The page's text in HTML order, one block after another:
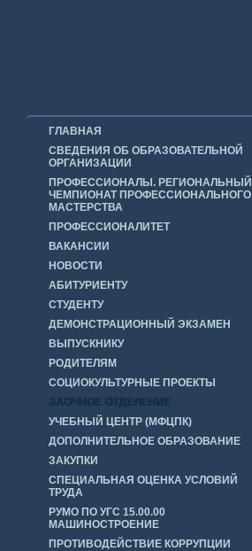
ГЛАВНАЯ
СВЕДЕНИЯ ОБ ОБРАЗОВАТЕЛЬНОЙ
ОРГАНИЗАЦИИ
ПРОФЕССИОНАЛЫ. РЕГИОНАЛЬНЫЙ
ЧЕМПИОНАТ ПРОФЕССИОНАЛЬНОГО
МАСТЕРСТВА
ПРОФЕССИОНАЛИТЕТ
ВАКАНСИИ
НОВОСТИ
АБИТУРИЕНТУ
СТУДЕНТУ
ДЕМОНСТРАЦИОННЫЙ ЭКЗАМЕН
ВЫПУСКНИКУ
РОДИТЕЛЯМ
СОЦИОКУЛЬТУРНЫЕ ПРОЕКТЫ
УЧЕБНЫЙ ЦЕНТР (МФЦПК)
ДОПОЛНИТЕЛЬНОЕ ОБРАЗОВАНИЕ
ЗАКУПКИ
СПЕЦИАЛЬНАЯ ОЦЕНКА УСЛОВИЙ
ТРУДА
РУМО ПО УГС 15.00.00
МАШИНОСТРОЕНИЕ
ПРОТИВОДЕЙСТВИЕ КОРРУПЦИИ